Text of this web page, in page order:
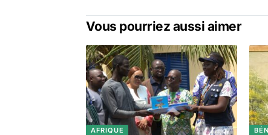
Vous pourriez aussi aimer
AFRIQUE